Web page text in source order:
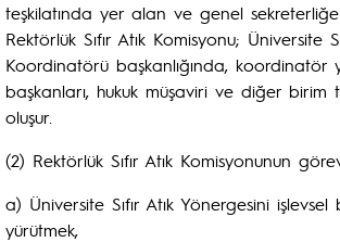
teşkilatında yer alan ve genel
Rektörlük Sıfır Atık Komisyonu; Üniversite
Koordinatörü başkanlığında, koordinatör
başkanları, hukuk müşaviri ve diğer birim
oluşur.
(2) Rektörlük Sıfır Atık Komisyonunun
a) Üniversite Sıfır Atık Yönergesini işlevsel
yürütmek,